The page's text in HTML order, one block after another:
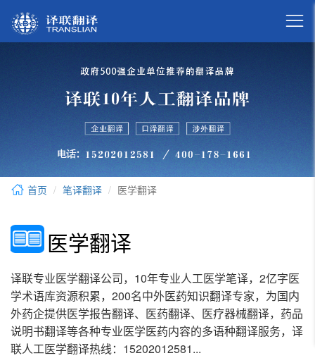

首页 笔译翻译 医学翻译
医学翻译
译联专业医学翻译公司，10年专业人工医学笔译，2亿字医
学术语库资源积累，200名中外医药知识翻译专家，为国内
外药企提供医学报告翻译、医药翻译、医疗器械翻译，药品
说明书翻译等各种专业医学医药内容的多语种翻译服务，译
联人工医学翻译热线：15202012581...